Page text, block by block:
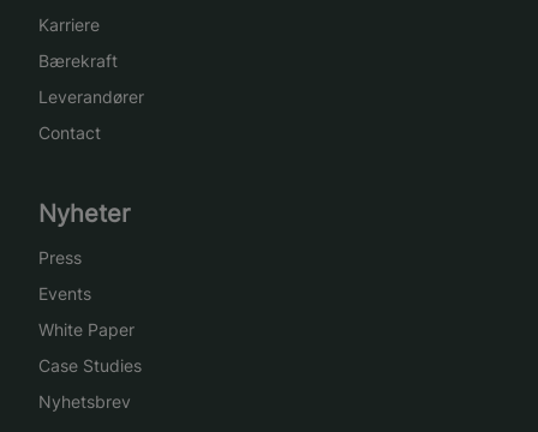
Karriere
Bærekraft
Leverandører
Contact
Nyheter
Press
Events
White Paper
Case Studies
Nyhetsbrev